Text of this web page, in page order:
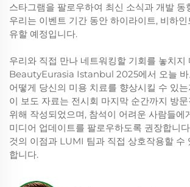
스타그램을 팔로우하여 최신 소식과 개발 동
우리는 이벤트 기간 동안 하이라이트, 비하
유할 예정입니다.
우리와 직접 만나 네트워킹할 기회를 놓치지
BeautyEurasia Istanbul 2025에서 오늘
어떻게 당신의 미용 치료를 향상시킬 수 있
이 보도 자료는 전시회 마지막 순간까지 방
위해 작성되었으며, 참석이 어려운 사람들에
미디어 업데이트를 팔로우하도록 권장합니
것의 이점과 LUMI 팀과 직접 상호작용할 수
합니다.